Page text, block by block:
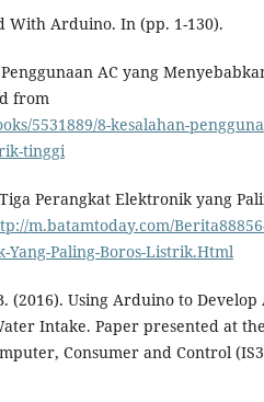
With Arduino. In (pp. 1-130).
AC yang
from
5531889/8-kesalahan-
tinggi
Perangkat Elektronik yang
m.batamtoday.com/
Paling-Boros-Listrik.Html
(2016). Using Arduino to Develop
Intake. Paper presented at
Consumer and Control